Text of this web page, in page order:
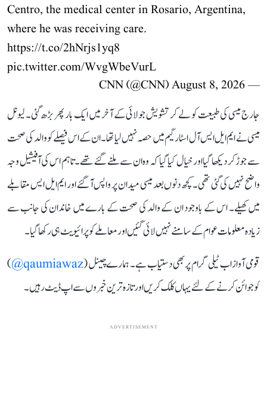
Centro, the medical center in Rosario, Argentina,
where he was receiving care.
https://t.co/2hNrjs1yq8
pic.twitter.com/WvgWbeVurL
— CNN (@CNN)
August 8, 2026
جارج میسی کی طبیعت کو لے کر تشویش جولائی کے آخر میں ایک بار پھر بڑھ گئی۔ لیونل
میسی نے ایم ایل ایس آل اسٹار گیم میں حصہ نہیں لیا تھا۔ ان کے اس فیصلے کو والد کی صحت
سے جوڑ کر دیکھا گیا اور خیال کیا گیا کہ وہ ان سے ملنے گئے تھے۔ تاہم اس کی آفیشیل وجہ
واضح نہیں کی گئی تھی۔ کچھ دنوں بعد میسی میدان پر واپس آ گئے اور ایم ایل ایس مقابلے
میں کھیلے۔ اس کے باوجود ان کے والد کی صحت کے بارے میں خاندان کی جانب سے
زیادہ معلومات عوام کے سامنے نہیں لائی گئیں اور معاملے کو پرائیویٹ ہی رکھا گیا۔
قومی آواز اب ٹیلی گرام پر بھی دستیاب ہے۔ ہمارے چینل (qaumiawaz@
)
کو جوائن کرنے کے لئے یہاں کلک کریں اور تازہ ترین خبروں سے اپ ڈیٹ رہیں۔
ADVERTISEMENT